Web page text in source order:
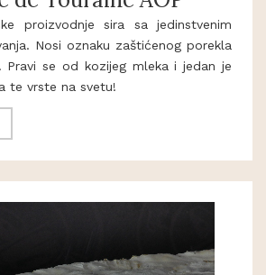
proizvodnje sira sa jedinstvenim
Nosi oznaku zaštićenog porekla
Pravi se od kozijeg mleka i jedan je
te vrste na svetu!